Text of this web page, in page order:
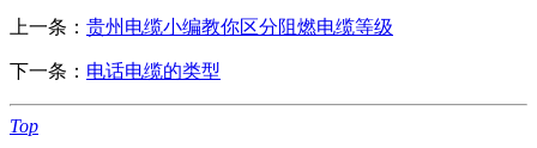
上一条： 贵州电缆小编教你区分阻燃电缆等级
下一条： 电话电缆的类型
Top